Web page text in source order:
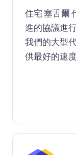
住宅 塞舌爾
進的協議進
我們的大型
供最好的速